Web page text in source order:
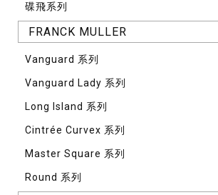
碟飛系列
FRANCK MULLER
Vanguard 系列
Vanguard Lady 系列
Long Island 系列
Cintrée Curvex 系列
Master Square 系列
Round 系列